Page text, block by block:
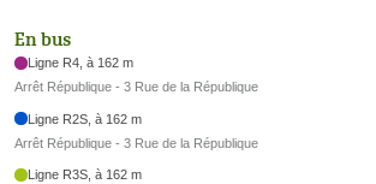
En bus
Ligne R4, à 162 m
Arrêt République - 3 Rue de la République
Ligne R2S, à 162 m
Arrêt République - 3 Rue de la République
Ligne R3S, à 162 m